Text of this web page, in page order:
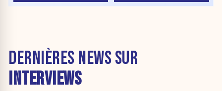
DERNIÈRES NEWS SUR
INTERVIEWS